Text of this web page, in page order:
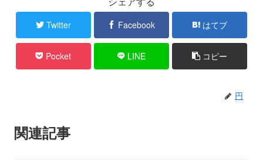
Twitter Facebook はてブ
Pocket LINE コピー
円
関連記事